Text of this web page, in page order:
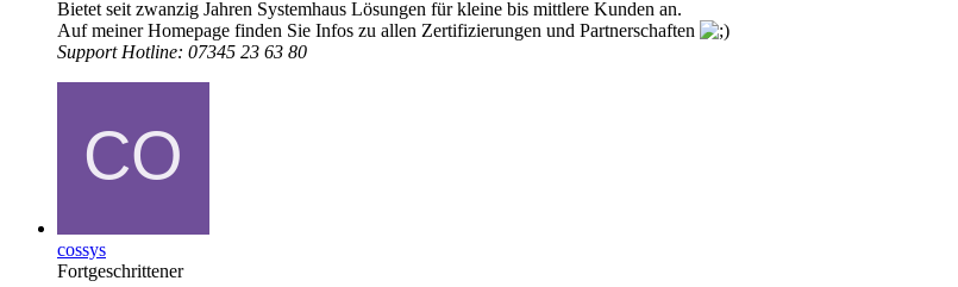
Bietet seit zwanzig Jahren Systemhaus Lösungen für kleine bis mittlere Kunden an.
Auf meiner Homepage finden Sie Infos zu allen Zertifizierungen und Partnerschaften
Support Hotline: 07345 23 63 80
cossys
Fortgeschrittener